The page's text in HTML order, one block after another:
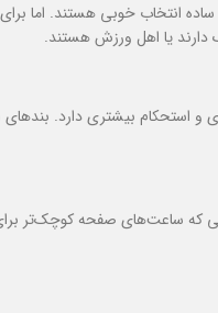
ساده انتخاب خوبی هستند.
یا اهل ورزش هستند.
بیشتری دارد. بندهای
که ساعت‌های صفحه کوچک‌تر